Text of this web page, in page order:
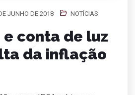
JUNHO DE 2018 NOTÍCIAS
e conta de luz
da inflação